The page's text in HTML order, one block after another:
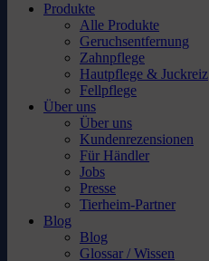
Produkte
Alle Produkte
Geruchsentfernung
Zahnpflege
Hautpflege & Juckreiz
Fellpflege
Über uns
Über uns
Kundenrezensionen
Für Händler
Jobs
Presse
Tierheim-Partner
Blog
Blog
Glossar / Wissen